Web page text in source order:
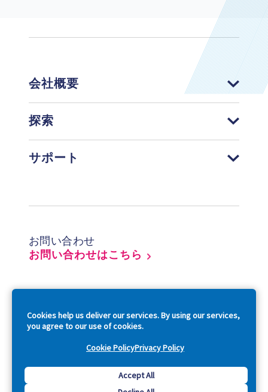
Cookies help us deliver our services. By using our services,
you agree to our use of cookies.
Cookie PolicyPrivacy Policy
Accept All
会社概要
探索
サポート
お問い合わせ
お問い合わせはこちら
Copyright © 2026 Acquia, Inc. All Rights Reserved.